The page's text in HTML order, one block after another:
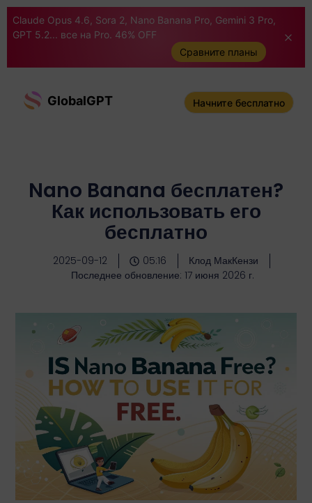
Claude Opus 4.6, Sora 2, Nano Banana Pro, Gemini 3 Pro,
GPT 5.2... все на Pro. 46% OFF
Сравните планы
GlobalGPT Начните бесплатно
Nano Banana бесплатен?
Как использовать его
бесплатно
2025-09-12 05:16
Клод МакКензи
Последнее обновление: 17 июня 2026 г.